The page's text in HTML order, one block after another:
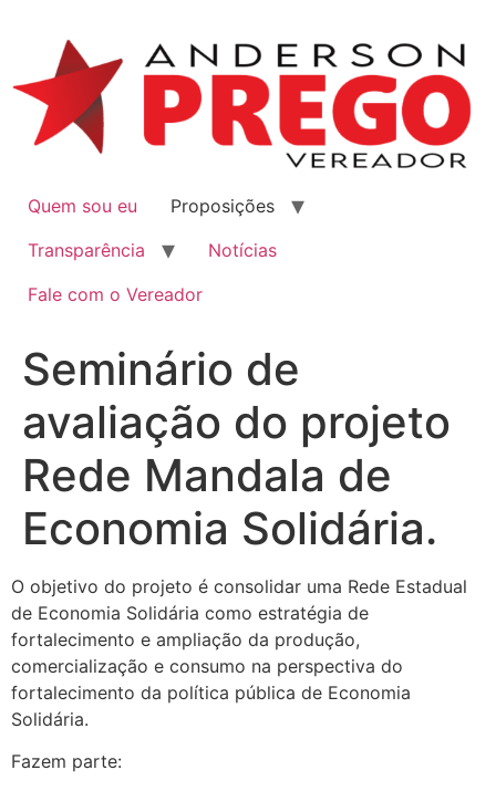
Quem sou eu
Proposições
Transparência
Notícias
Fale com o Vereador
Seminário de
avaliação do projeto
Rede Mandala de
Economia Solidária.
O objetivo do projeto é consolidar uma Rede Estadual
de Economia Solidária como estratégia de
fortalecimento e ampliação da produção,
comercialização e consumo na perspectiva do
fortalecimento da política pública de Economia
Solidária.
Fazem parte: